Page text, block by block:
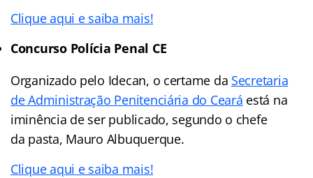
Clique aqui e saiba mais!
Concurso Polícia Penal CE
Organizado pelo Idecan, o certame da Secretaria
de Administração Penitenciária do Ceará está na
iminência de ser publicado, segundo o chefe
da pasta, Mauro Albuquerque.
Clique aqui e saiba mais!